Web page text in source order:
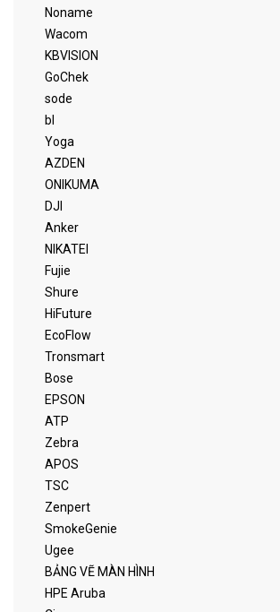
Noname
Wacom
KBVISION
GoChek
sode
bl
Yoga
AZDEN
ONIKUMA
DJI
Anker
NIKATEI
Fujie
Shure
HiFuture
EcoFlow
Tronsmart
Bose
EPSON
ATP
Zebra
APOS
TSC
Zenpert
SmokeGenie
Ugee
BẢNG VẼ MÀN HÌNH
HPE Aruba